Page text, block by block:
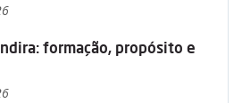
formação, propósito e